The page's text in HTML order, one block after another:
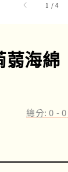
1 /4
蒻海綿
總分:0 -0